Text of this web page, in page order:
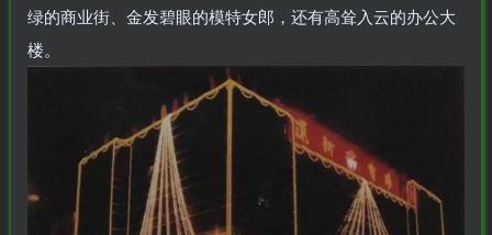
绿的商业街、金发碧眼的模特女郎，还有高耸入云的办公大
楼。